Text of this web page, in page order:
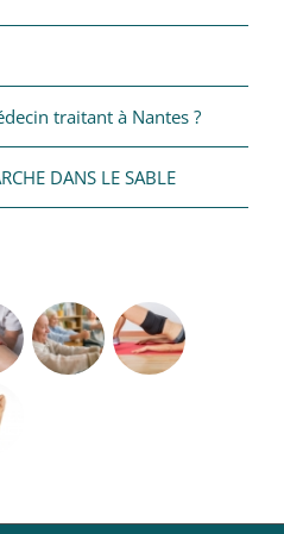
traitant à Nantes ?
DANS LE SABLE